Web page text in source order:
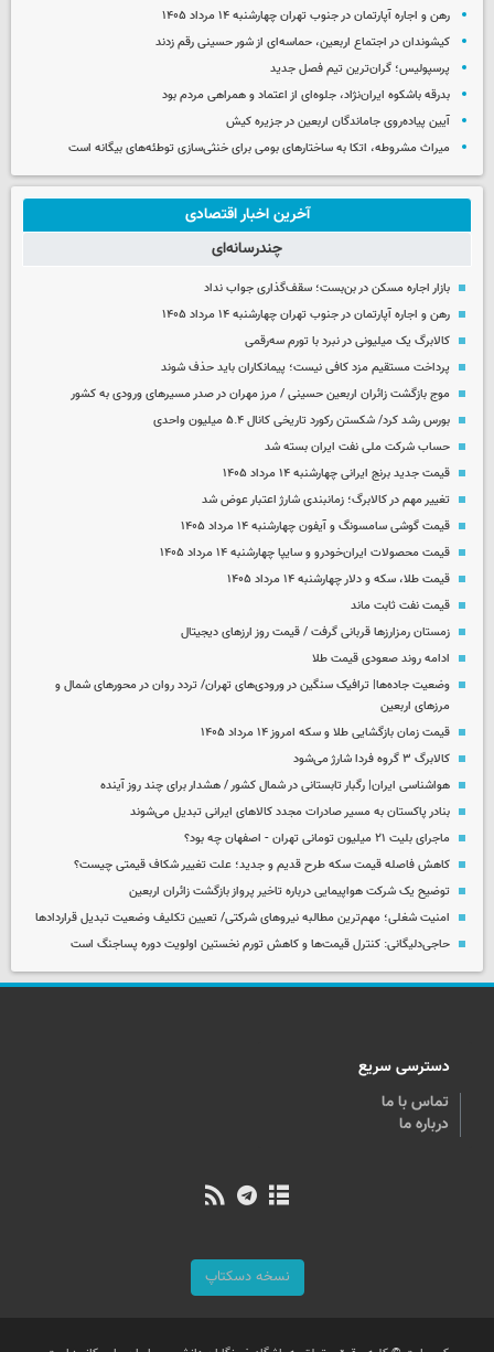
رهن و اجاره آپارتمان در جنوب تهران چهارشنبه ۱۴ مرداد ۱۴۰۵
کیشوندان در اجتماع اربعین، حماسه‌ای از شور حسینی رقم زدند
پرسپولیس؛ گران‌ترین تیم فصل جدید
بدرقه باشکوه ایران‌نژاد، جلوه‌ای از اعتماد و همراهی مردم بود
آیین پیاده‌روی جاماندگان اربعین در جزیره کیش
میراث مشروطه، اتکا به ساختارهای بومی برای خنثی‌سازی توطئه‌های بیگانه است
آخرین اخبار اقتصادی
چندرسانه‌ای
بازار اجاره مسکن در بن‌بست؛ سقف‌گذاری جواب نداد
رهن و اجاره آپارتمان در جنوب تهران چهارشنبه ۱۴ مرداد ۱۴۰۵
کالابرگ یک میلیونی در نبرد با تورم سه‌رقمی
پرداخت مستقیم مزد کافی نیست؛ پیمانکاران باید حذف شوند
موج بازگشت زائران اربعین حسینی / مرز مهران در صدر مسیرهای ورودی به کشور
بورس رشد کرد/ شکستن رکورد تاریخی کانال ۵.۴ میلیون واحدی
حساب‌ شرکت ملی نفت ایران بسته شد
قیمت جدید برنج ایرانی چهارشنبه ۱۴ مرداد ۱۴۰۵
تغییر مهم در کالابرگ؛ زمانبندی‌ شارژ اعتبار عوض شد
قیمت گوشی سامسونگ و آیفون چهارشنبه ۱۴ مرداد ۱۴۰۵
قیمت محصولات ایران‌خودرو و سایپا چهارشنبه ۱۴ مرداد ۱۴۰۵
قیمت طلا، سکه و دلار چهارشنبه ۱۴ مرداد ۱۴۰۵
قیمت نفت ثابت ماند
زمستان رمزارزها قربانی گرفت / قیمت روز ارزهای دیجیتال
ادامه روند صعودی قیمت طلا
وضعیت جاده‌ها| ترافیک سنگین در ورودی‌های تهران/ تردد روان در محورهای شمال و
مرزهای اربعین
قیمت زمان بازگشایی طلا و سکه امروز ۱۴ مرداد ۱۴۰۵
کالابرگ ۳ گروه فردا شارژ می‌شود
هواشناسی ایران| رگبار تابستانی در شمال کشور / هشدار برای چند روز آینده
بنادر پاکستان به مسیر صادرات مجدد کالاهای ایرانی تبدیل می‌شوند
ماجرای بلیت ۲۱ میلیون تومانی تهران - اصفهان چه بود؟
کاهش فاصله قیمت سکه طرح قدیم و جدید؛ علت تغییر شکاف قیمتی چیست؟
توضیح یک شرکت هواپیمایی درباره تاخیر پرواز بازگشت زائران اربعین
امنیت شغلی؛ مهم‌ترین مطالبه نیروهای شرکتی/ تعیین تکلیف وضعیت تبدیل قراردادها
حاجی‌دلیگانی: کنترل قیمت‌ها و کاهش تورم نخستین اولویت دوره پساجنگ است
دسترسی سریع
تماس با ما
درباره ما
نسخه دسکتاپ